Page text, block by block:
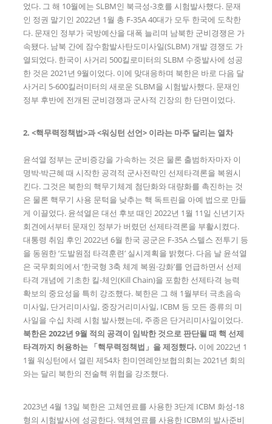
었다. 그 해 10월에는 SLBM인 북극성-3호를 시험발사했다. 문재
인 정권 말기인 2022년 1월 총 F-35A 40대가 모두 한국에 도착한
다. 문재인 정부가 국방예산을 대폭 늘리며 남북한 군비경쟁은 가
속됐다. 남북 간에 잠수함발사탄도미사일(SLBM) 개발 경쟁도 가
열되었다. 한국이 사거리 500킬로미터의 SLBM 수중발사에 성공
한 것은 2021년 9월이었다. 이에 맞대응하며 북한은 바로 다음 달
사거리 5-600킬러미터의 새로운 SLBM을 시험발사했다. 문재인
정부 후반에 전개된 군비경쟁과 군사적 긴장의 한 단면이었다.
2. <핵무력정책법>과 <워싱턴 선언> 이라는 마주 달리는 열차
윤석열 정부는 군비증강을 가속하는 것은 물론 출범하자마자 이
명박·박근혜 때 시작한 공격적 군사전략인 선제타격론을 복원시
킨다. 그것은 북한의 핵무기체계 첨단화와 대량화를 촉진하는 것
은 물론 핵무기 사용 문턱을 낮추는 핵 독트린을 아예 법으로 만들
게 이끌었다. 윤석열은 대선 후보 때인 2022년 1월 11일 신년기자
회견에서부터 문재인 정부가 버렸던 선제타격론을 부활시켰다.
대통령 취임 후인 2022년 6월 한국 공군은 F-35A 스텔스 전투기 등
을 동원한 ‘도발원점 타격훈련’ 실시계획을 밝혔다. 다음 날 윤석열
은 국무회의에서 ‘한국형 3축 체계 복원·강화’를 언급하면서 선제
타격 개념에 기초한 킬-체인(Kill Chain)을 포함한 선제타격 능력
확보의 중요성을 특히 강조했다. 북한은 그 해 1월부터 극초음속
미사일, 단거리미사일, 중장거리미사일, ICBM 등 모든 종류의 미
사일을 수십 차례 시험 발사했는데, 주종은 단거리미사일이었다.
북한은2022년9월 적의 공격이 임박한 것으로 판단될 때 핵 선제
타격까지 허용하는 「핵무력정책법 」 을 제정했다. 이에 2022년 1
1월 워싱턴에서 열린 제54차 한미연례안보협의회는 2021년 회의
와는 달리 북한의 전술핵 위협을 강조했다.
2023년 4월 13일 북한은 고체연료를 사용한 3단계 ICBM 화성-18
형의 시험발사에 성공한다. 액체연료를 사용한 ICBM의 발사준비